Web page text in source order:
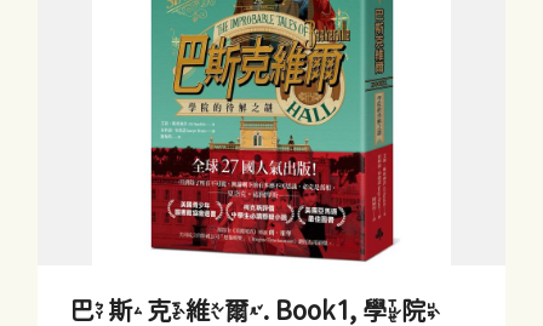
巴斯克維爾. Book1, 學院